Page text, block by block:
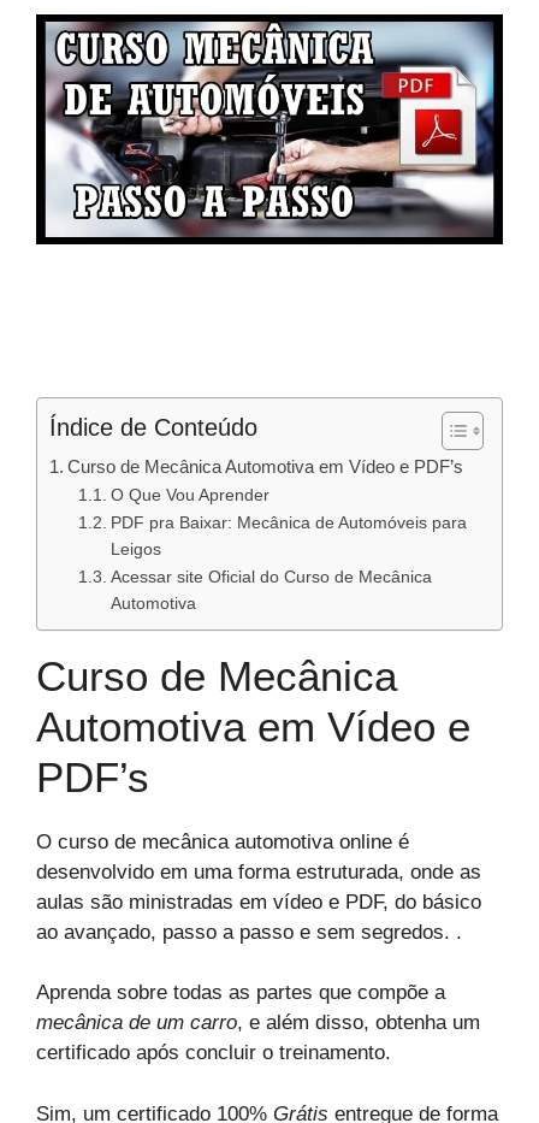
Índice de Conteúdo
Curso de Mecânica Automotiva em Vídeo e PDF’s
O Que Vou Aprender
PDF pra Baixar: Mecânica de Automóveis para
Leigos
Acessar site Oficial do Curso de Mecânica
Automotiva
Curso de Mecânica
Automotiva em Vídeo e
PDF’s
O curso de mecânica automotiva online é
desenvolvido em uma forma estruturada, onde as
aulas são ministradas em vídeo e PDF, do básico
ao avançado, passo a passo e sem segredos. .
Aprenda sobre todas as partes que compõe a
mecânica de um carro, e além disso, obtenha um
certificado após concluir o treinamento.
Sim, um certificado 100% Grátis entregue de forma